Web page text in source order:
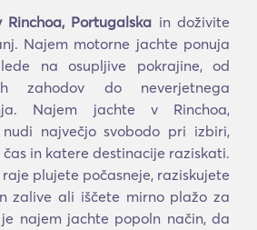
Portugalska in doživite
Najem motorne jachte ponuja
na osupljive pokrajine, od
zahodov do neverjetnega
Najem jachte v Rinchoa,
največjo svobodo pri izbiri,
in katere destinacije raziskati.
plujete počasneje, raziskujete
zalive ali iščete mirno plažo za
najem jachte popoln način, da